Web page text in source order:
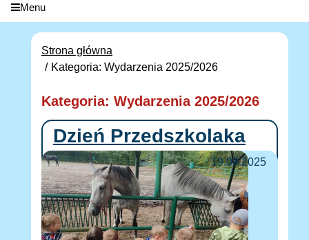
Menu
Strona główna
Kategoria: Wydarzenia 2025/2026
Kategoria: Wydarzenia 2025/2026
Dzień Przedszkolaka
19.09.2025